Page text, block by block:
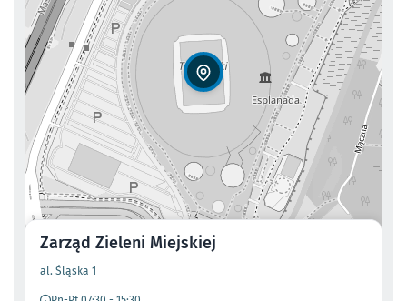
Zarząd Zieleni Miejskiej
al. Śląska 1